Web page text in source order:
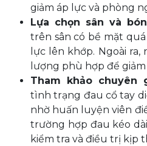
giảm áp lực và phòng
Lựa chọn sân và
trên sân có bề mặt
lực lên khớp. Ngoài
lượng phù hợp để
Tham khảo chuyên
tình trạng đau cổ tay
nhờ huấn luyện viên
trường hợp đau kéo
kiểm tra và điều trị kịp